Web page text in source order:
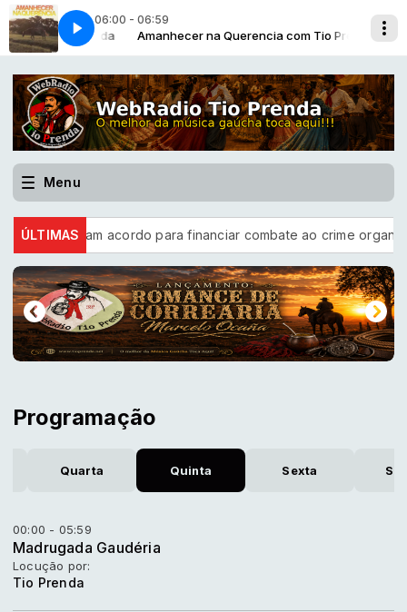
06:00 - 06:59
com Tio Prenda Amanhecer na Querencia com Tio Prenda
A GARRÃO - FEAT. BAITACAMORENO BATISTA & RAÇA
Menu
ÚLTIMAS
e BID firmam acordo para financiar combate ao crime
Programação
Quarta Quinta Sexta
00:00 - 05:59
Madrugada Gaudéria
Locução por:
Tio Prenda